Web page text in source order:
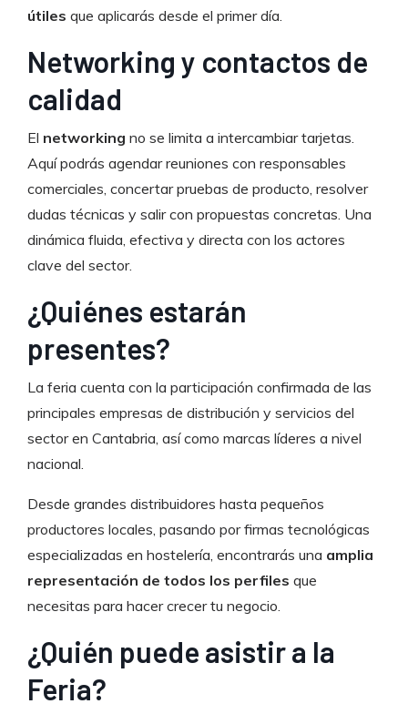
útiles que aplicarás desde el primer día.
Networking y contactos de
calidad
El networking no se limita a intercambiar tarjetas.
Aquí podrás agendar reuniones con responsables
comerciales, concertar pruebas de producto, resolver
dudas técnicas y salir con propuestas concretas. Una
dinámica fluida, efectiva y directa con los actores
clave del sector.
¿Quiénes estarán
presentes?
La feria cuenta con la participación confirmada de las
principales empresas de distribución y servicios del
sector en Cantabria, así como marcas líderes a nivel
nacional.
Desde grandes distribuidores hasta pequeños
productores locales, pasando por firmas tecnológicas
especializadas en hostelería, encontrarás una amplia
representación de todos los perfiles que
necesitas para hacer crecer tu negocio.
¿Quién puede asistir a la
Feria?